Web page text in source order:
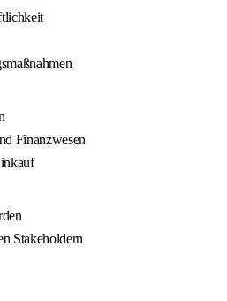
Finanzwesen
Stakeholdern